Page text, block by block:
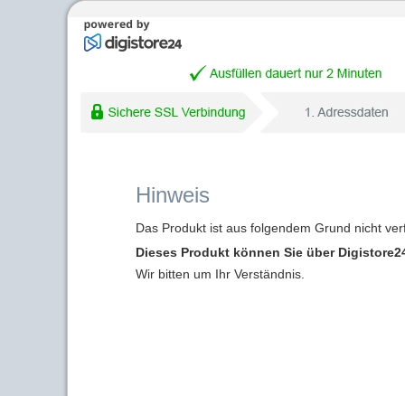
Hinweis
Das Produkt ist aus folgendem Grund nicht
Dieses Produkt können Sie über
Wir bitten um Ihr Verständnis.